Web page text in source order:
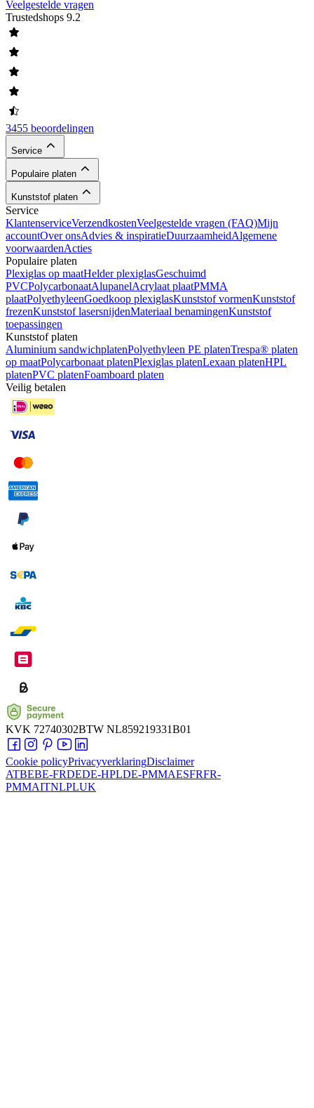
Veelgestelde vragen
Trustedshops 9.2
3455 beoordelingen
Service
Populaire platen
Kunststof platen
Service
KlantenserviceVerzendkostenVeelgestelde vragen (FAQ)Mijn
accountOver onsAdvies & inspiratieDuurzaamheidAlgemene
voorwaardenActies
Populaire platen
Plexiglas op maatHelder plexiglasGeschuimd
PVCPolycarbonaatAlupanelAcrylaat plaatPMMA
plaatPolyethyleenGoedkoop plexiglasKunststof vormenKunststof
frezenKunststof lasersnijdenMateriaal benamingenKunststof
toepassingen
Kunststof platen
Aluminium sandwichplatenPolyethyleen PE platenTrespa® platen
op maatPolycarbonaat platenPlexiglas platenLexaan platenHPL
platenPVC platenFoamboard platen
Veilig betalen
KVK 72740302BTW NL859219331B01
Cookie policyPrivacyverklaringDisclaimer
ATBEBE-FRDEDE-HPLDE-PMMAESFRFR-
PMMAITNLPLUK